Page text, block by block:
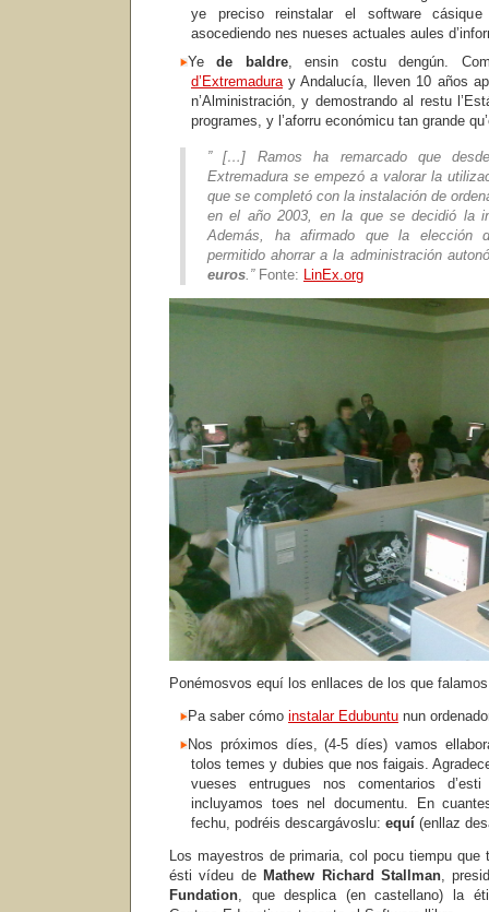
ye preciso reinstalar el software
asocediendo nes nueses actuales aules
Yede baldre, ensin costu dengún.
d’Extremaduray Andalucía, lleven 10 años
n’Alministración, y demostrando al restu
programes, y l’aforru económicu tan grande
” […] Ramos ha remarcado que
Extremadura se empezó a valorar la
que se completó con la instalación de
en el año 2003, en la que se decidió la
Además, ha afirmado que la elección
permitido ahorrar a la administración
euros.” Fonte: LinEx.org
Ponémosvos equí los enllaces de los que
Pa saber cómo instalar Edubuntu nun
Nos próximos díes, (4-5 díes) vamos
tolos temes y dubies que nos faigais.
vueses entrugues nos comentarios
incluyamos toes nel documentu. En
fechu, podréis descargávoslu: equí (enllaz
Los mayestros de primaria, col pocu tiempu que
ésti vídeu de Mathew Richard Stallman,
Fundation, que desplica (en castellano) la